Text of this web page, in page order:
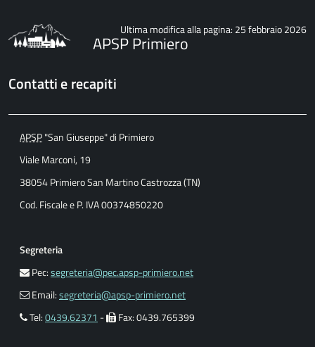
Ultima modifica alla pagina: 25 febbraio 2026
APSP Primiero
Contatti e recapiti
APSP"San Giuseppe" di Primiero
Viale Marconi, 19
38054 Primiero San Martino Castrozza (TN)
Cod. Fiscale e P. IVA 00374850220
Segreteria
Pec:segreteria@pec.apsp-primiero.net
Email:segreteria@apsp-primiero.net
Tel:0439.62371 - Fax: 0439.765399